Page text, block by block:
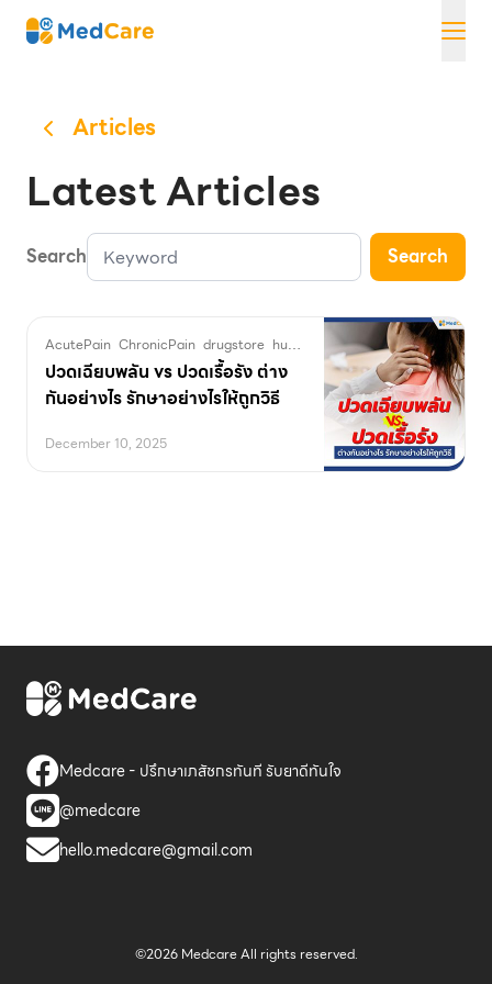
Skip
MedCare
Articles
Latest Articles
Search Search
AcutePain ChronicPain drugstore huaikhwang location medcare
ปวดเฉียบพลัน vs ปวดเรื้อรัง ต่าง
กันอย่างไร รักษาอย่างไรให้ถูกวิธี
December 10, 2025
Medcare - ปรึกษาเภสัชกรทันที รับยาดีทันใจ
@medcare
hello.medcare@gmail.com
©2026 Medcare All rights reserved.